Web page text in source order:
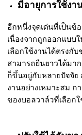
มีอายุการใช้งา
อีกหนึ่งจุดเด่นที่เป็นข้
เนื่องจากถูกออกแบ
เลือกใช้งานได้ตรงกั
สามารถยืนยาวได้มา
ก็ขึ้นอยู่กับหลายปัจจัย
งานอย่างเหมาะสม ก
ของบอลวาล์วที่เลือกใ